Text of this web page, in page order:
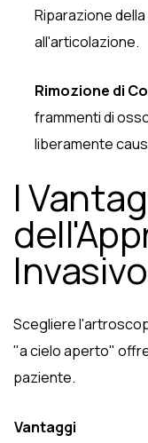
Riparazione
all'articolazione.
Rimozione di
frammenti di
liberamente
I
Invasivo
Scegliere
"a cielo aperto"
paziente.
Vantaggi